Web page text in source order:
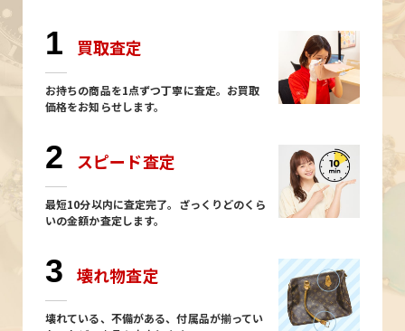
1 買取査定
お持ちの商品を1点ずつ丁寧に査定。お買取
価格をお知らせします。
2 スピード査定
最短10分以内に査定完了。ざっくりどのくら
いの金額か査定します。
3 壊れ物査定
壊れている、不備がある、付属品が揃ってい